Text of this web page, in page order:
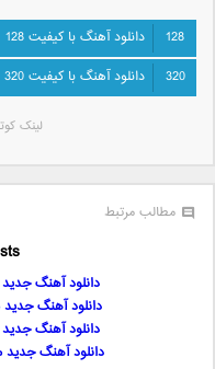
128
دانلود آهنگ با کیفیت 128
320
دانلود آهنگ با کیفیت 320
لینک
مطالب مرتبط
دانلود آهنگ
دانلود آهنگ جدید
دانلود آهنگ جدید
دانلود آهنگ جدید